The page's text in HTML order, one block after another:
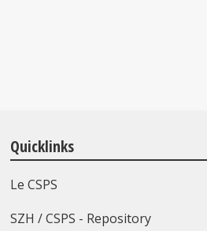
Quicklinks
Le CSPS
SZH / CSPS - Repository